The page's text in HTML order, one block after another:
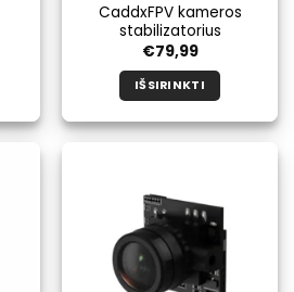
CaddxFPV kameros
stabilizatorius
€79,99
IŠSIRINKTI
produktas
variantus.
Galimybe
galite
pasirinkti